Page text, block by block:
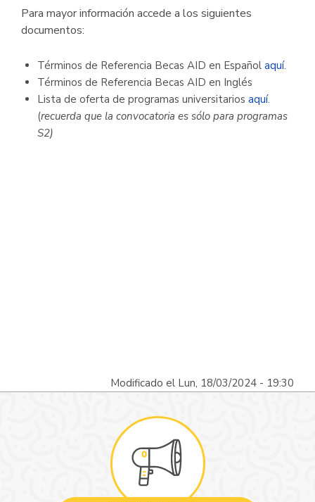
Para mayor información accede a los siguientes
documentos:
Términos de Referencia Becas AID en Español aquí.
Términos de Referencia Becas AID en Inglés
Lista de oferta de programas universitarios aquí.
(recuerda que la convocatoria es sólo para programas
S2)
Modificado el Lun, 18/03/2024 - 19:30